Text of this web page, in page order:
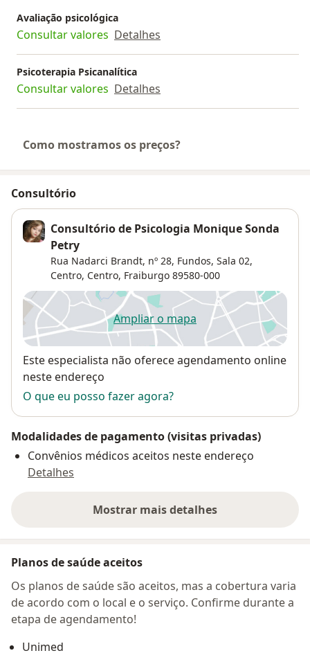
Avaliação psicológica
Consultar valores Detalhes
Psicoterapia Psicanalítica
Consultar valores Detalhes
Como mostramos os preços?
Consultório
Consultório de Psicologia Monique Sonda
Petry
Rua Nadarci Brandt, nº 28, Fundos, Sala 02,
Centro, Centro, Fraiburgo 89580-000
Ampliar o mapaabre num novo separador
Disponibilidade
Este especialista não oferece agendamento online
neste endereço
O que eu posso fazer agora?
Modalidades de pagamento (visitas privadas)
Convênios médicos aceitos neste endereço
Detalhes
Mostrar mais detalhes
sobre o endereço
Planos de saúde aceitos
Os planos de saúde são aceitos, mas a cobertura varia
de acordo com o local e o serviço. Confirme durante a
etapa de agendamento!
Unimed